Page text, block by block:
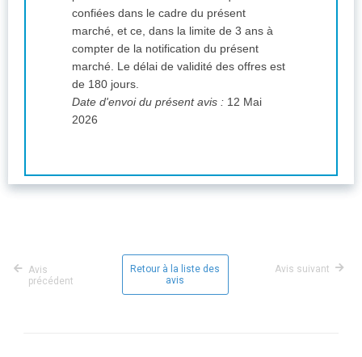
confiées dans le cadre du présent
marché, et ce, dans la limite de 3 ans à
compter de la notification du présent
marché. Le délai de validité des offres est
de 180 jours.
Date d'envoi du présent avis : 12 Mai
2026
Avis
précédent
Retour à la liste des
avis
Avis suivant